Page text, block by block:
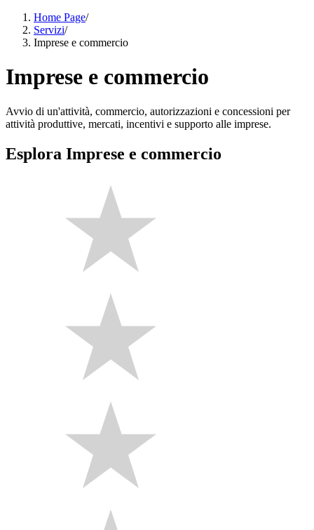
Home Page/
Servizi/
Imprese e commercio
Imprese e commercio
Avvio di un'attività, commercio, autorizzazioni e concessioni per
attività produttive, mercati, incentivi e supporto alle imprese.
Esplora Imprese e commercio